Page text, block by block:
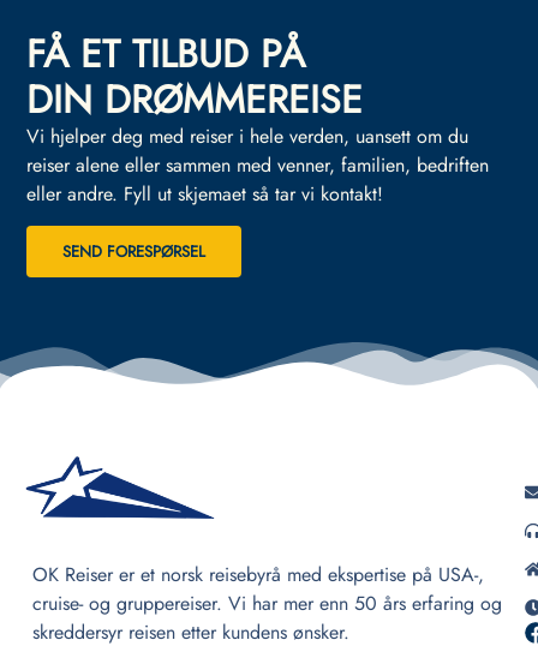
FÅ ET TILBUD PÅ
DIN DRØMMEREISE
Vi hjelper deg med reiser i hele verden, uansett om du
reiser alene eller sammen med venner, familien, bedriften
eller andre. Fyll ut skjemaet så tar vi kontakt!
SEND FORESPØRSEL
OK Reiser er et norsk reisebyrå med ekspertise på USA-,
cruise- og gruppereiser. Vi har mer enn 50 års erfaring og
skreddersyr reisen etter kundens ønsker.